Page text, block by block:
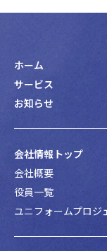
ホーム
サービス
お知らせ
会社情報トップ
会社概要
役員一覧
ユニフォームプロジ